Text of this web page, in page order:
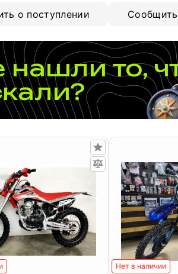
о поступлении
нашли то,
Нет в наличии